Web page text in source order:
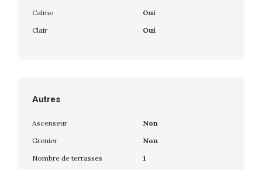
Calme
Oui
Clair
Oui
Autres
Ascenseur
Non
Grenier
Non
Nombre de terrasses
1